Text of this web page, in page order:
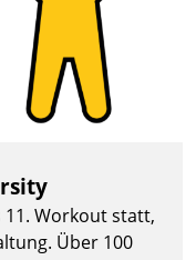
11. Workout statt,
Über 100